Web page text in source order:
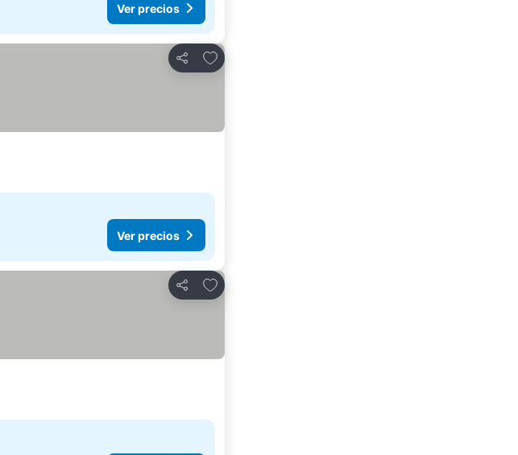
Ver precios
Compartir
Agregar a favoritos
Ver precios
Compartir
Agregar a favoritos